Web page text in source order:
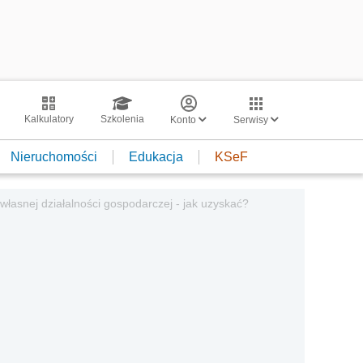
Kalkulatory Szkolenia Konto Serwisy
Nieruchomości Edukacja KSeF
działalności gospodarczej - jak uzyskać?